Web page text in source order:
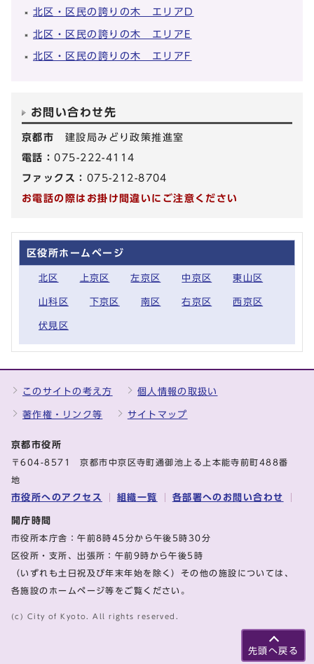
北区・区民の誇りの木 エリアD
北区・区民の誇りの木 エリアE
北区・区民の誇りの木 エリアF
お問い合わせ先
京都市 建設局みどり政策推進室
電話：075-222-4114
ファックス： 075-212-8704
お電話の際はお掛け間違いにご注意ください
区役所ホームページ
北区 上京区 左京区 中京区 東山区
山科区 下京区 南区 右京区 西京区
伏見区
先頭へ戻る
このサイトの考え方 個人情報の取扱い
著作権・リンク等 サイトマップ
京都市役所
〒604-8571 京都市中京区寺町通御池上る上本能寺前町488番
地
市役所へのアクセス 組織一覧 各部署へのお問い合わせ
開庁時間
市役所本庁舎：午前8時45分から午後5時30分
区役所・支所、出張所：午前9時から午後5時
（いずれも土日祝及び年末年始を除く）その他の施設については、
各施設のホームページ等をご覧ください。
(c) City of Kyoto. All rights reserved.